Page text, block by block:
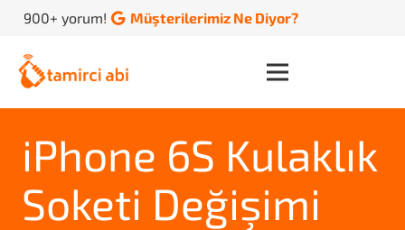
900+ yorum! Müşterilerimiz Ne Diyor?
iPhone 6S Kulaklık
Soketi Değişimi